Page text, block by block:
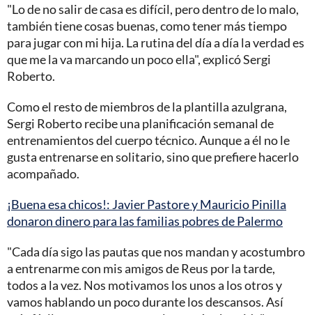
"Lo de no salir de casa es difícil, pero dentro de lo malo,
también tiene cosas buenas, como tener más tiempo
para jugar con mi hija. La rutina del día a día la verdad es
que me la va marcando un poco ella", explicó Sergi
Roberto.
Como el resto de miembros de la plantilla azulgrana,
Sergi Roberto recibe una planificación semanal de
entrenamientos del cuerpo técnico. Aunque a él no le
gusta entrenarse en solitario, sino que prefiere hacerlo
acompañado.
¡Buena esa chicos!: Javier Pastore y Mauricio Pinilla
donaron dinero para las familias pobres de Palermo
"Cada día sigo las pautas que nos mandan y acostumbro
a entrenarme con mis amigos de Reus por la tarde,
todos a la vez. Nos motivamos los unos a los otros y
vamos hablando un poco durante los descansos. Así